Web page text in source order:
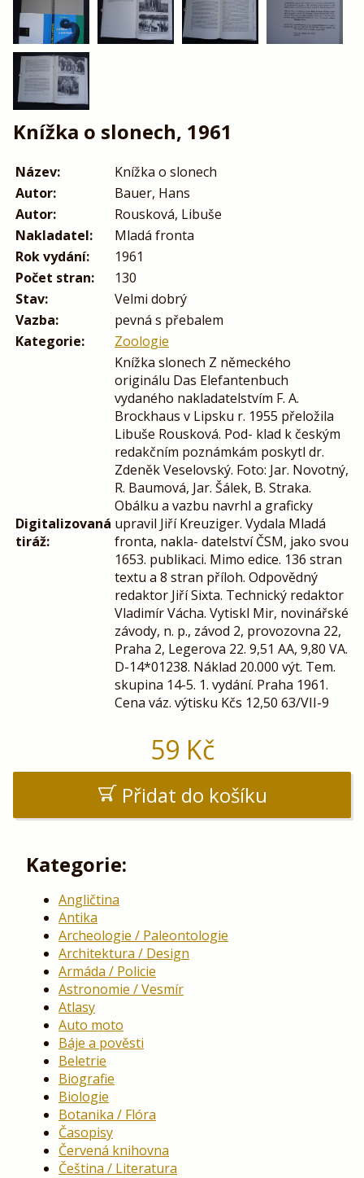
Knížka o slonech, 1961
Název:
Knížka o slonech
Autor:
Bauer, Hans
Autor:
Rousková, Libuše
Nakladatel:
Mladá fronta
Rok vydání:
1961
Počet stran:
130
Stav:
Velmi dobrý
Vazba:
pevná s přebalem
Kategorie:
Zoologie
Digitalizovaná
tiráž:
Knížka slonech Z německého
originálu Das Elefantenbuch
vydaného nakladatelstvím F. A.
Brockhaus v Lipsku r. 1955 přeložila
Libuše Rousková. Pod- klad k českým
redakčním poznámkám poskytl dr.
Zdeněk Veselovský. Foto: Jar. Novotný,
R. Baumová, Jar. Šálek, B. Straka.
Obálku a vazbu navrhl a graficky
upravil Jiří Kreuziger. Vydala Mladá
fronta, nakla- datelství ČSM, jako svou
1653. publikaci. Mimo edice. 136 stran
textu a 8 stran příloh. Odpovědný
redaktor Jiří Sixta. Technický redaktor
Vladimír Vácha. Vytiskl Mir, novinářské
závody, n. p., závod 2, provozovna 22,
Praha 2, Legerova 22. 9,51 AA, 9,80 VA.
D-14*01238. Náklad 20.000 výt. Tem.
skupina 14-5. 1. vydání. Praha 1961.
Cena váz. výtisku Kčs 12,50 63/VII-9
59 Kč
Přidat do košíku
Kategorie:
Angličtina
Antika
Archeologie / Paleontologie
Architektura / Design
Armáda / Policie
Astronomie / Vesmír
Atlasy
Auto moto
Báje a pověsti
Beletrie
Biografie
Biologie
Botanika / Flóra
Časopisy
Červená knihovna
Čeština / Literatura